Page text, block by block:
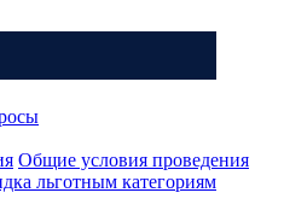
Общие условия проведения
льготным категориям